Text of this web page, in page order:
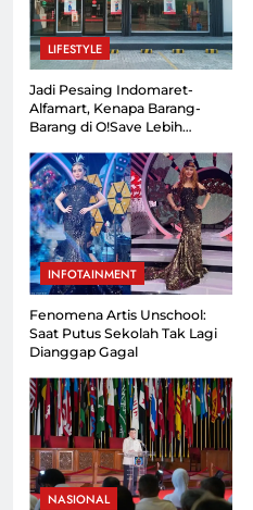
LIFESTYLE
Jadi Pesaing Indomaret-
Alfamart, Kenapa Barang-
Barang di O!Save Lebih
INFOTAINMENT
Fenomena Artis Unschool:
Saat Putus Sekolah Tak Lagi
Dianggap Gagal
NASIONAL